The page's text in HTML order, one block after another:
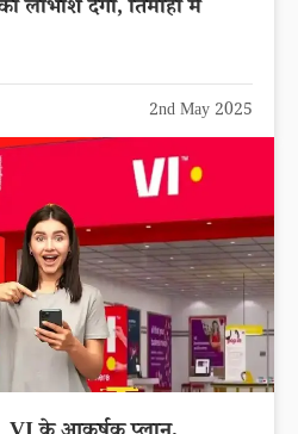
लाभांश देगी, तिमाही में
2nd May 2025